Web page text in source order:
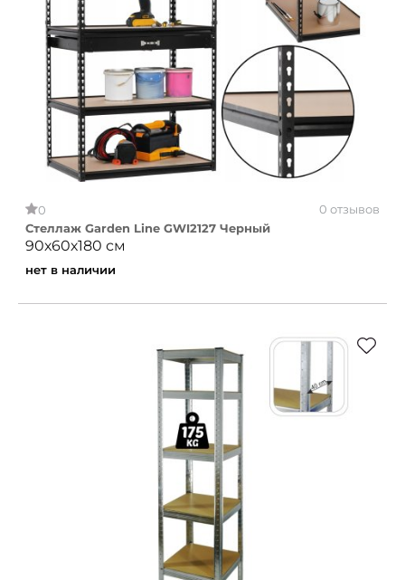
0
0 отзывов
Стеллаж Garden Line GWI2127 Черный
90х60х180 см
нет в наличии